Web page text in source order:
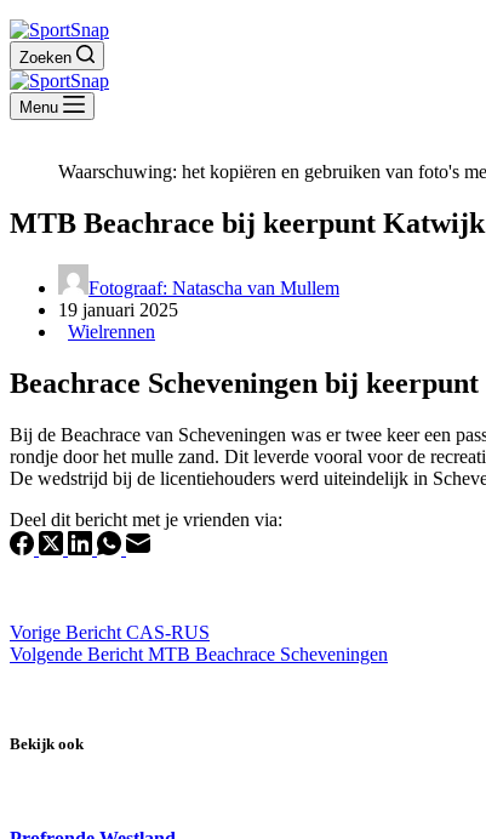
Zoeken
Menu
Waarschuwing: het kopiëren en gebruiken van foto's
MTB Beachrace bij keerpunt Katwijk
Fotograaf: Natascha van Mullem
19 januari 2025
Wielrennen
Beachrace Scheveningen bij
Bij de Beachrace van Scheveningen was er twee keer een
rondje door het mulle zand. Dit leverde vooral voor de
De wedstrijd bij de licentiehouders werd uiteindelijk in
Deel dit bericht met je vrienden via:
Vorige Bericht CAS-RUS
Volgende Bericht MTB Beachrace Scheveningen
Bekijk ook